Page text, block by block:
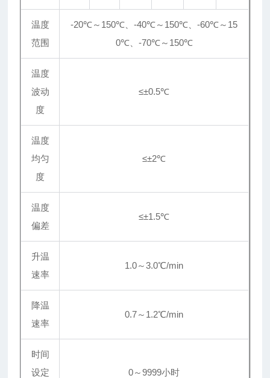
温度
范围
-20℃～150℃、-40℃～150℃、-60℃～15
0℃、-70℃～150℃
温度
波动
度
≤±0.5℃
温度
均匀
度
≤±2℃
温度
偏差
≤±1.5℃
升温
速率
1.0～3.0℃/min
降温
速率
0.7～1.2℃/min
时间
设定
0～9999小时